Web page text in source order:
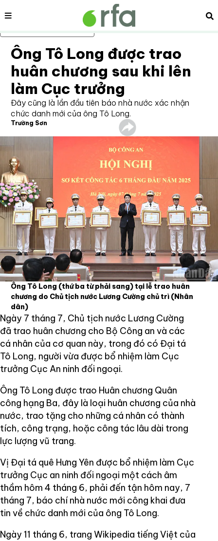
Bỏ qua nội dung chính
Nội dung
Ông Tô Long được trao
huân chương sau khi lên
làm Cục trưởng
Đây cũng là lần đầu tiên báo nhà nước xác nhận
chức danh mới của ông Tô Long.
Trường Sơn
Ông Tô Long (thứ ba từ phải sang) tại lễ trao huân
chương do Chủ tịch nước Lương Cường chủ trì (Nhân
dân)
Ngày 7 tháng 7, Chủ tịch nước Lương Cường
đã trao huân chương cho Bộ Công an và các
cá nhân của cơ quan này, trong đó có Đại tá
Tô Long, người vừa được bổ nhiệm làm Cục
trưởng Cục An ninh đối ngoại.
Ông Tô Long được trao Huân chương Quân
công hạng Ba, đây là loại huân chương của nhà
nước, trao tặng cho những cá nhân có thành
tích, công trạng, hoặc công tác lâu dài trong
lực lượng vũ trang.
Vị Đại tá quê Hưng Yên được bổ nhiệm làm Cục
trưởng Cục an ninh đối ngoại một cách âm
thầm hôm 4 tháng 6, phải đến tận hôm nay, 7
tháng 7, báo chí nhà nước mới công khai đưa
tin về chức danh mới của ông Tô Long.
Ngày 11 tháng 6, trang Wikipedia tiếng Việt của